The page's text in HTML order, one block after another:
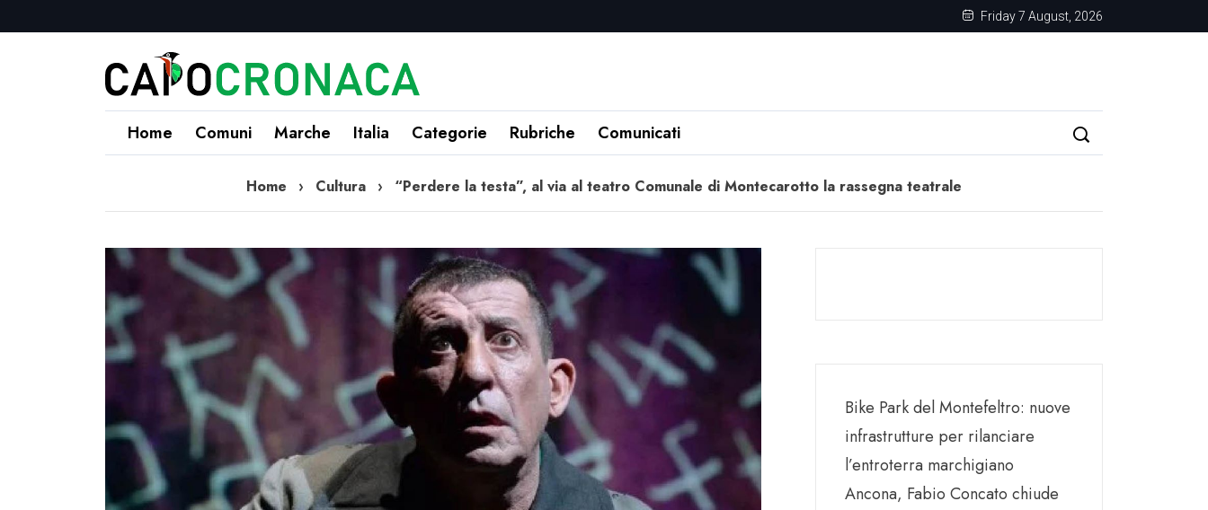
Friday 7 August, 2026
Home Comuni Marche Italia Categorie Rubriche Comunicati
Home › Cultura › “Perdere la testa”, al via al teatro Comunale di Montecarotto la rassegna teatrale
Bike Park del Montefeltro: nuove
infrastrutture per rilanciare
l’entroterra marchigiano
Ancona, Fabio Concato chiude